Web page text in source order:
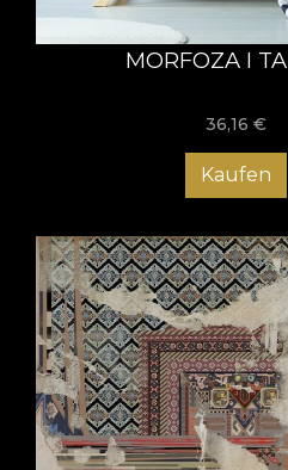
MORFOZA I
36,16 €
Kaufen